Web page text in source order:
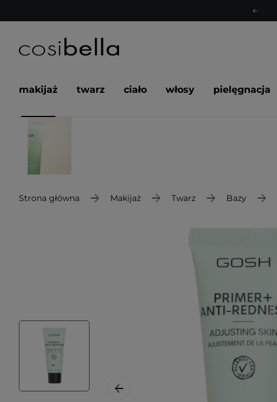
makijaż twarz ciało włosy pielęgnacja
Strona główna Makijaż Twarz Bazy